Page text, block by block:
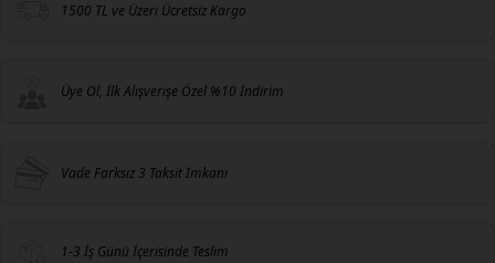
1500 TL ve Üzeri Ücretsiz Kargo
Üye Ol, İlk Alışverişe Özel %10 İndirim
Vade Farksız 3 Taksit İmkanı
1-3 İş Günü İçerisinde Teslim